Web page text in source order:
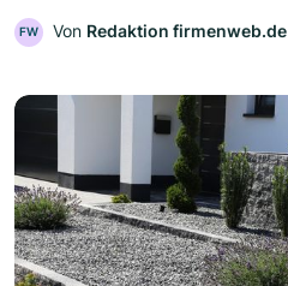
FW Von Redaktion firmenweb.de